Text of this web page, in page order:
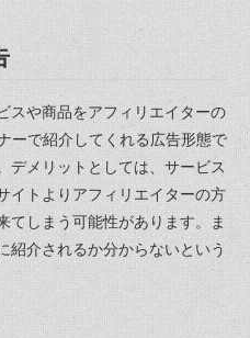
スや商品をアフィリエイターの
ーで紹介してくれる広告形態で
デメリットとしては、サービス
イトよりアフィリエイターの方
てしまう可能性があります。ま
紹介されるか分からないという